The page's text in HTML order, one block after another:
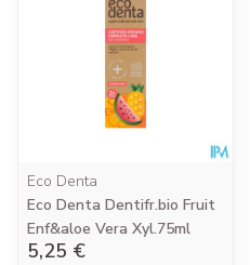
Eco Denta
Eco Denta Dentifr.bio Fruit
Enf&aloe Vera Xyl.75ml
5,25 €